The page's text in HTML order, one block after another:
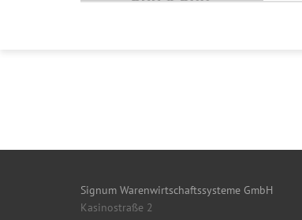
Signum Warenwirtschaftssysteme GmbH
Kasinostraße 2